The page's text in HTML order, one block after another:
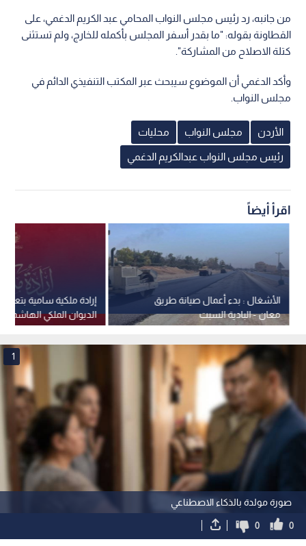
من جانبه، رد رئيس مجلس النواب المحامي عبد الكريم الدغمي، على
القطاونة بقوله: "ما بقدر أسفر المجلس بأكمله للخارج، ولم تستثنى
كتلة الاصلاح من المشاركة".
وأكد الدغمي أن الموضوع سيبحث عبر المكتب التنفيذي الدائم في
مجلس النواب.
الأردن مجلس النواب محليات
رئيس مجلس النواب عبدالكريم الدغمي
اقرأ أيضاً
إرادة ملكية سامية
الديوان الملكي
جلالة الملك عضوين
القومي
الأشغال : بدء أعمال صيانة طريق
معان - البادية السبت
صورة مولدة بالذكاء الاصطناعي
1
0
0